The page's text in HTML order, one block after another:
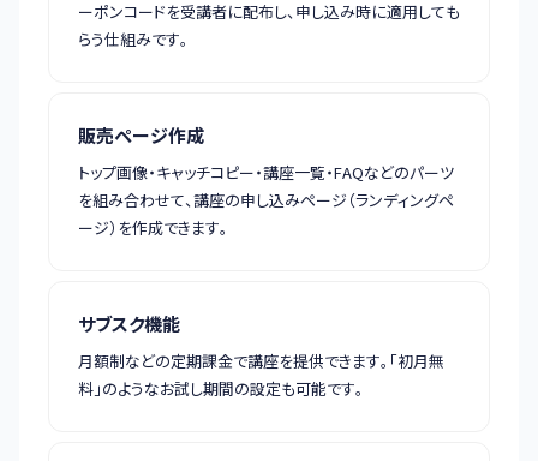
ーポンコードを受講者に配布し、申し込み時に適用しても
らう仕組みです。
販売ページ作成
トップ画像・キャッチコピー・講座一覧・FAQなどのパーツ
を組み合わせて、講座の申し込みページ（ランディングペ
ージ）を作成できます。
サブスク機能
月額制などの定期課金で講座を提供できます。「初月無
料」のようなお試し期間の設定も可能です。